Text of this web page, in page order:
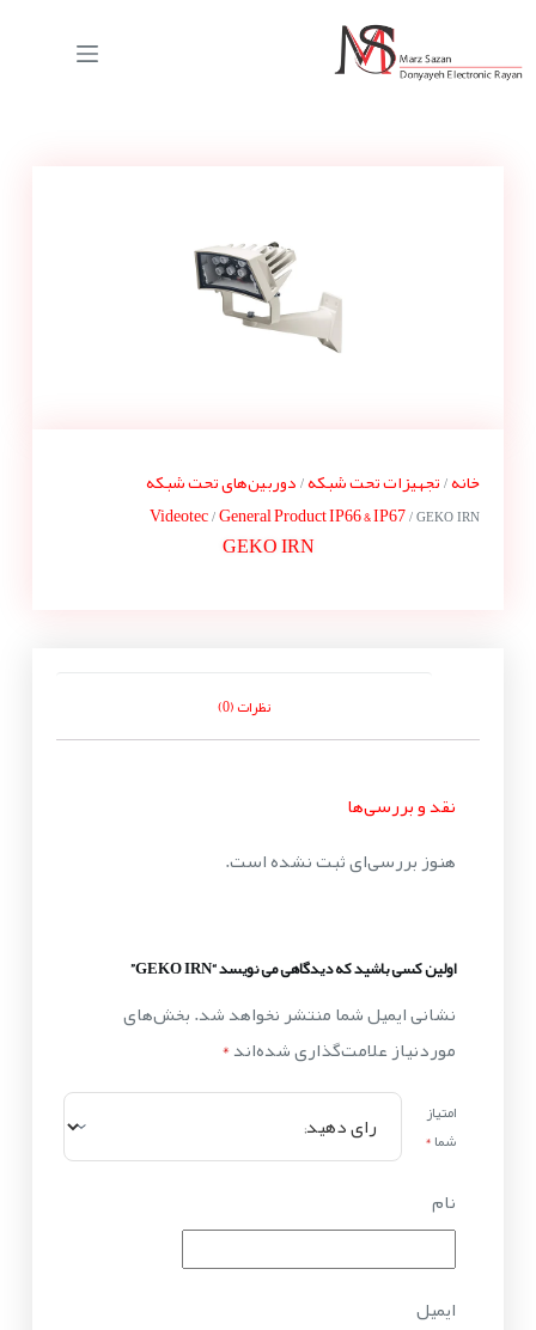
خانه/ تجهیزات تحت شبکه/ دوربین‌های تحت شبکه
Videotec /General Product IP66 & IP67 / GEKO IRN
GEKO IRN
نظرات (0)
نقد و بررسی‌ها
هنوز بررسی‌ای ثبت نشده است.
اولین کسی باشید که دیدگاهی می نویسد “GEKO IRN”
نشانی ایمیل شما منتشر نخواهد شد.بخش‌های
موردنیاز علامت‌گذاری شده‌اند*
امتیاز
شما*
نام
ایمیل